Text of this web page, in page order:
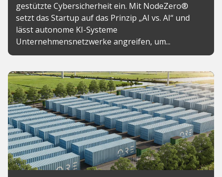
gestützte Cybersicherheit ein. Mit NodeZero®
setzt das Startup auf das Prinzip „AI vs. AI“ und
lässt autonome KI-Systeme
Unternehmensnetzwerke angreifen, um...